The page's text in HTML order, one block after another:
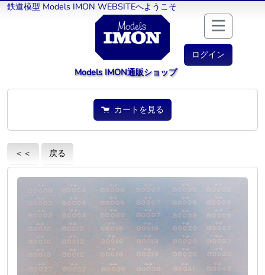
鉄道模型 Models IMON WEBSITEへようこそ
ログイン
Models IMON通販ショップ
カートを見る
＜＜ 戻る